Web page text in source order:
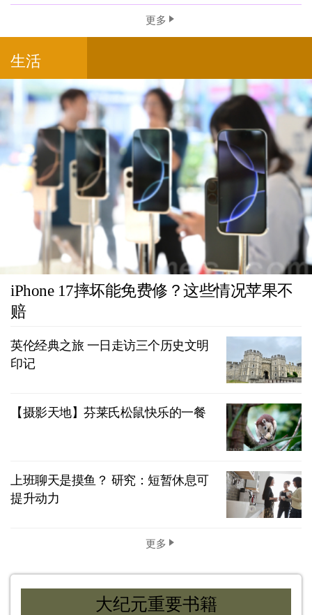
更多
生活
iPhone 17摔坏能免费修？这些情况苹果不
赔
英伦经典之旅 一日走访三个历史文明
印记
【摄影天地】芬莱氏松鼠快乐的一餐
上班聊天是摸鱼？ 研究：短暂休息可
提升动力
更多
大纪元重要书籍